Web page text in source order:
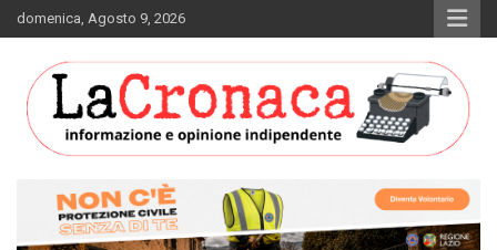
Skip
to
domenica, Agosto 9, 2026
La Cronaca Quotidiano